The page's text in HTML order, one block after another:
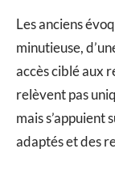
Les anciens
minutieuse,
accès ciblé aux
relèvent pas
mais s’appuient
adaptés et des